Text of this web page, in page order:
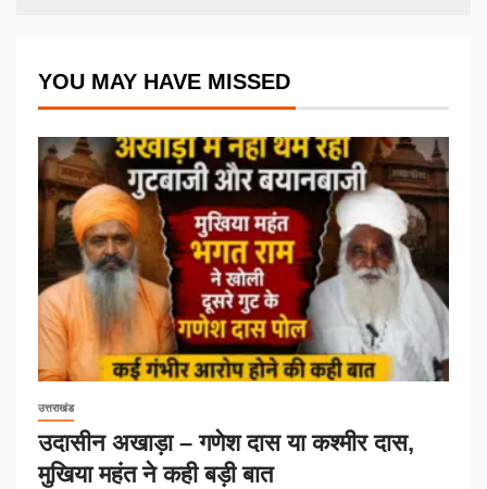
YOU MAY HAVE MISSED
उत्तराखंड
उदासीन अखाड़ा – गणेश दास या कश्मीर दास,
मुखिया महंत ने कही बड़ी बात